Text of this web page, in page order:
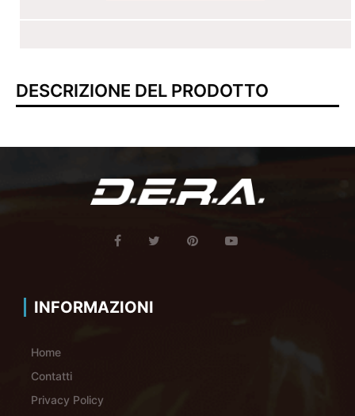
DESCRIZIONE DEL PRODOTTO
INFORMAZIONI
Home
Contatti
Privacy Policy